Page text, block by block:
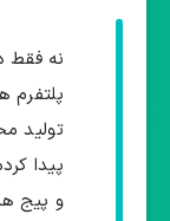
نه فقط
پلتفرم
تولید
پیدا
و پیج